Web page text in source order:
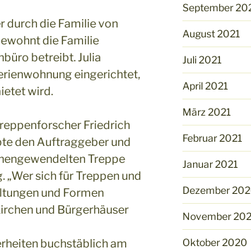
durch die Familie von
die Familie
betreibt. Julia
eingerichtet,
wird.
Friedrich
den Auftraggeber und
Treppe
„Wer sich für Treppen und
und Formen
und Bürgerhäuser
buchstäblich am
September
August 2021
Juli 2021
April 2021
März 2021
Februar 2021
Januar 2021
Dezember
November
Oktober 2020